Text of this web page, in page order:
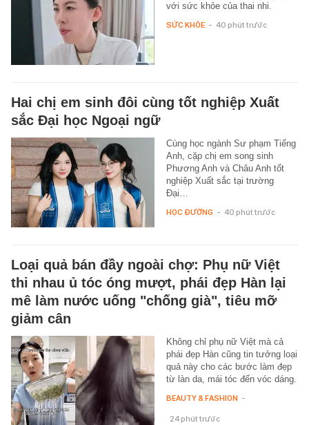
với sức khỏe của thai nhi.
SỨC KHỎE - 40 phút trước
Hai chị em sinh đôi cùng tốt nghiệp Xuất
sắc Đại học Ngoại ngữ
Cùng học ngành Sư phạm Tiếng
Anh, cặp chị em song sinh
Phương Anh và Châu Anh tốt
nghiệp Xuất sắc tại trường
Đại…
HỌC ĐƯỜNG - 40 phút trước
Loại quả bán đầy ngoài chợ: Phụ nữ Việt
thi nhau ủ tóc óng mượt, phái đẹp Hàn lại
mê làm nước uống "chống già", tiêu mỡ
giảm cân
Không chỉ phụ nữ Việt mà cả
phái đẹp Hàn cũng tin tưởng loại
quả này cho các bước làm đẹp
từ làn da, mái tóc đến vóc dáng.
BEAUTY & FASHION -
24 phút trước